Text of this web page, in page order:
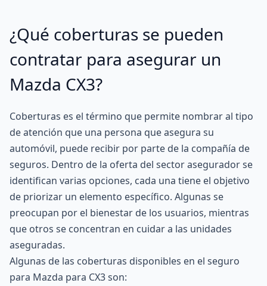
¿Qué coberturas se pueden
contratar para asegurar un
Mazda CX3?
Coberturas es el término que permite nombrar al tipo
de atención que una persona que asegura su
automóvil, puede recibir por parte de la compañía de
seguros. Dentro de la oferta del sector asegurador se
identifican varias opciones, cada una tiene el objetivo
de priorizar un elemento específico. Algunas se
preocupan por el bienestar de los usuarios, mientras
que otros se concentran en cuidar a las unidades
aseguradas.
Algunas de las coberturas disponibles en el seguro
para Mazda para CX3 son: